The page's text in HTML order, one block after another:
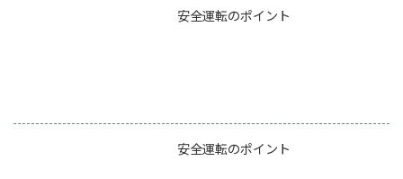
安全運転のポイント
安全運転のポイント